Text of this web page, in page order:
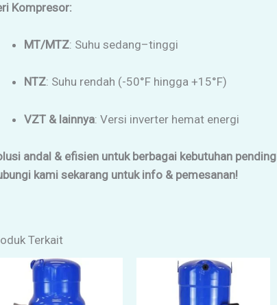
Kompresor:
MT/MTZ: Suhu sedang–tinggi
NTZ: Suhu rendah (-50°F hingga +15°F)
VZT & lainnya: Versi inverter hemat energi
andal & efisien untuk berbagai kebutuhan
kami sekarang untuk info & pemesanan!
Terkait